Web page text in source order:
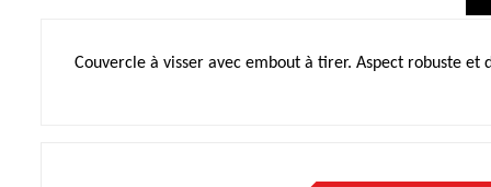
Couvercle à visser avec embout à tirer. Aspect robuste